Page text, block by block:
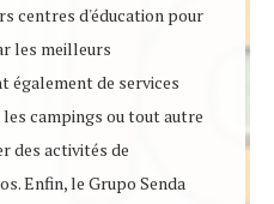
centres d'éducation pour
les meilleurs
également de services
campings ou tout autre
des activités de
Enfin, le Grupo Senda